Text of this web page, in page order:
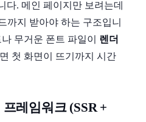
다. 메인 페이지만 보려는데
까지 받아야 하는 구조입니
무거운 폰트 파일이 렌더
첫 화면이 뜨기까지 시간
레임워크 (SSR +